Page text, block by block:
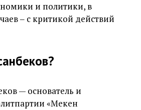
и политики, в
‒ с критикой действий
— основатель и
«Мекен